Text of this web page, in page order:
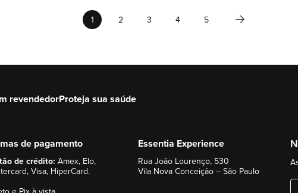
Adicionar à sacola
PáginaVocê esta lendo a pagina
1 Página
2 Página
3 Página
4 Página
5 Página
Próximo
de pagamento
de crédito: Amex, Elo,
Visa, HiperCard.
Essentia Experience
Rua João Lourenço, 530
Vila Nova Conceição – São Paulo
revendedorProteja sua saúde